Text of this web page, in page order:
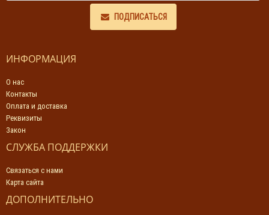
ПОДПИСАТЬСЯ
ИНФОРМАЦИЯ
О нас
Контакты
Оплата и доставка
Реквизиты
Закон
СЛУЖБА ПОДДЕРЖКИ
Связаться с нами
Карта сайта
ДОПОЛНИТЕЛЬНО